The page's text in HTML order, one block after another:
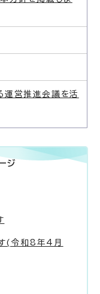
運営推進会議を活
ジ
(令和8年4月